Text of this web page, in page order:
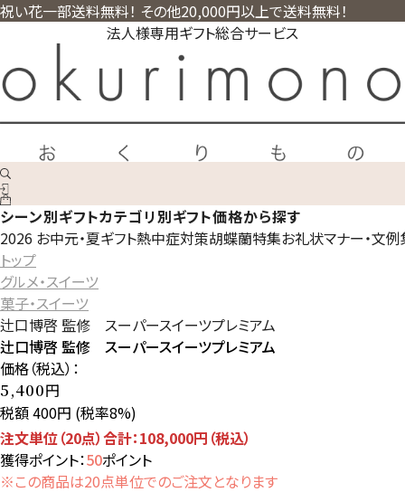
祝い花一部送料無料！ その他20,000円以上で送料無料！
法人様専用ギフト総合サービス
シーン別ギフトカテゴリ別ギフト価格から探す
2026 お中元・夏ギフト熱中症対策胡蝶蘭特集お礼状マナー・文
トップ
グルメ・スイーツ
菓子・スイーツ
辻口博啓 監修 スーパースイーツプレミアム
辻口博啓 監修 スーパースイーツプレミアム
価格（税込）：
5,400円
税額 400円 (税率8%)
注文単位（20点）合計：108,000円（税込）
獲得ポイント：50ポイント
※この商品は20点単位でのご注文となります